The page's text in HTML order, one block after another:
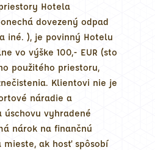
Hotela
dovezený odpad
iné. ), je povinný Hotelu
vo výške 100,- EUR (sto
použitého priestoru,
Klientovi nie je
náradie a
vyhradené
nárok na finančnú
ak hosť spôsobí